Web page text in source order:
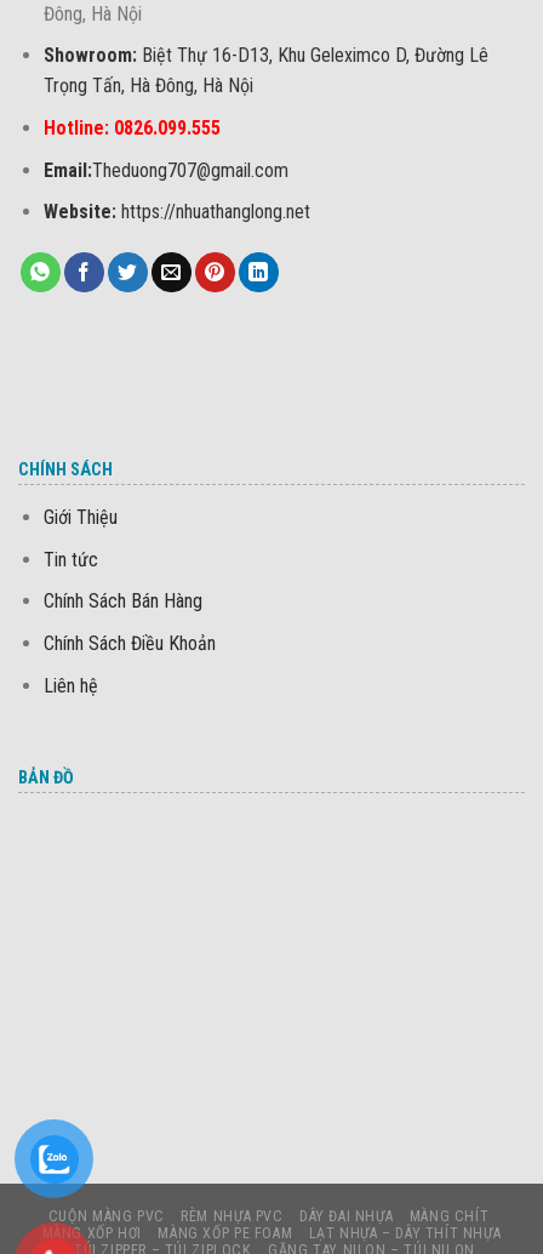
Đông, Hà Nội
Showroom: Biệt Thự 16-D13, Khu Geleximco D, Đường Lê
Trọng Tấn, Hà Đông, Hà Nội
Hotline: 0826.099.555
Email:Theduong707@gmail.com
Website:https://nhuathanglong.net
CHÍNH SÁCH
Giới Thiệu
Tin tức
Chính Sách Bán Hàng
Chính Sách Điều Khoản
Liên hệ
BẢN ĐỒ
CUỘN MÀNG PVC RÈM NHỰA PVC DÂY ĐAI NHỰA
MÀNG CHÍT
MÀNG XỐP HƠI
MÀNG XỐP PE FOAM
LẠT NHỰA – DÂY THÍT NHỰA
TÚI ZIPPER – TÚI ZIPLOCK
GĂNG TAY NILON – TÚI NILON